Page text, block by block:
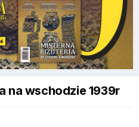
na wschodzie 1939r